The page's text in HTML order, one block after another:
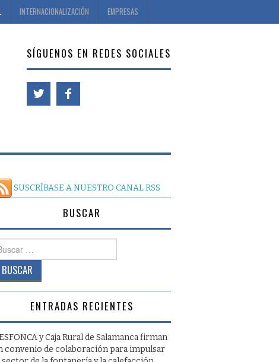
INTERNACIONALIZACIÓN EMPRESAS
SÍGUENOS EN REDES SOCIALES
SUSCRÍBASE A NUESTRO CANAL RSS
BUSCAR
ENTRADAS RECIENTES
y Caja Rural de Salamanca firman
convenio de colaboración para impulsar